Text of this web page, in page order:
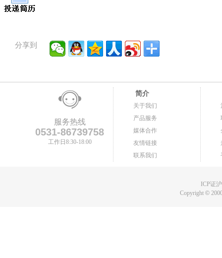
分享到
服务热线
0531-86739758
工作日8:30-18:00
简介
关于我们
产品服务
媒体合作
友情链接
联系我们
ICP证
Copyright©